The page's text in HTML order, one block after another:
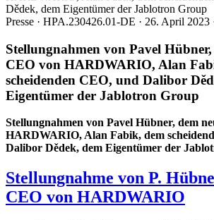
Presse · HPA.230426.01-DE · 26. April 2023
Stellungnahmen von Pavel Hübner,
CEO von HARDWARIO, Alan
scheidenden CEO, und Dalibor
Eigentümer der Jablotron Group
Stellungnahmen von Pavel Hübner, dem
HARDWARIO, Alan Fabik, dem
Dalibor Dědek, dem Eigentümer der
Stellungnahme von P.
CEO von HARDWARIO